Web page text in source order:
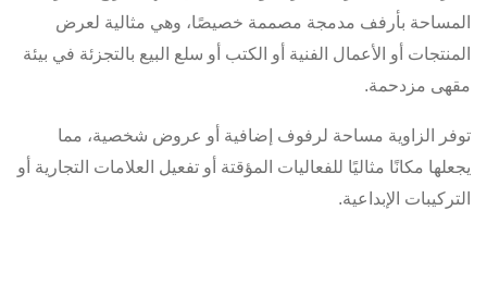
المساحة بأرفف مدمجة مصممة خصيصًا، وهي مثالية لعرض
المنتجات أو الأعمال الفنية أو الكتب أو سلع البيع بالتجزئة في بيئة
مقهى مزدحمة.
توفر الزاوية مساحة لرفوف إضافية أو عروض شخصية، مما
يجعلها مكانًا مثاليًا للفعاليات المؤقتة أو تفعيل العلامات التجارية أو
التركيبات الإبداعية.